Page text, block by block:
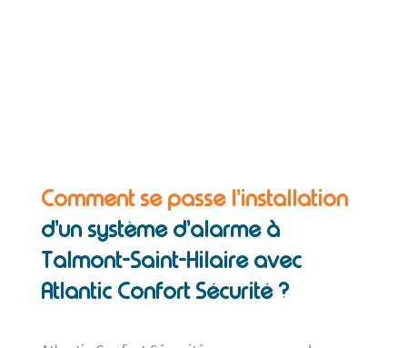
Comment se passe l’installation
d’un système d’alarme à
Talmont-Saint-Hilaire avec
Atlantic Confort Sécurité ?